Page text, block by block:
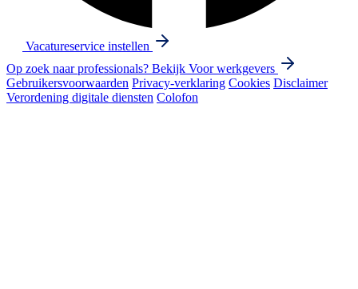
Vacatureservice instellen
Op zoek naar professionals? Bekijk Voor werkgevers
Gebruikersvoorwaarden Privacy-verklaring Cookies Disclaimer
Verordening digitale diensten Colofon